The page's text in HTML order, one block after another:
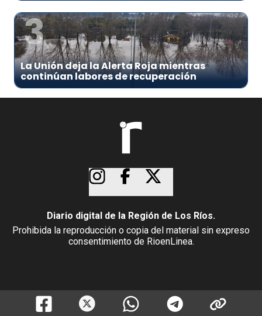
3
La Unión deja la Alerta Roja mientras
continúan labores de recuperación
Diario digital de la Región de Los Ríos.
Prohibida la reproducción o copia del material sin expreso
consentimiento de RioenLinea.